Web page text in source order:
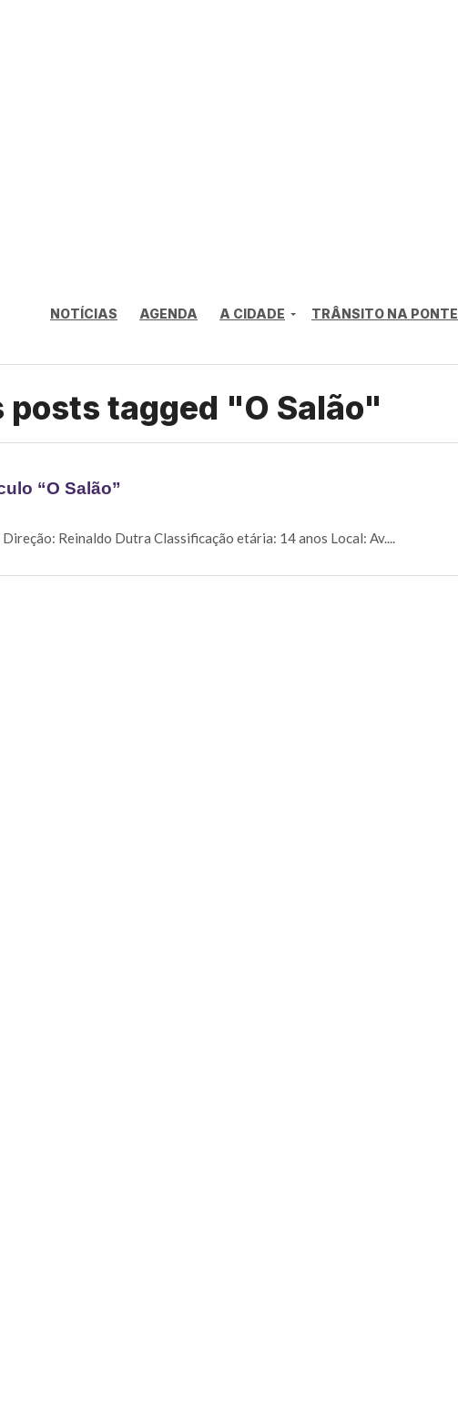
NOTÍCIAS AGENDA A CIDADE TRÂNSITO NA PONTE
posts tagged "O Salão"
“O Salão”
Reinaldo Dutra Classificação etária: 14 anos Local: Av....